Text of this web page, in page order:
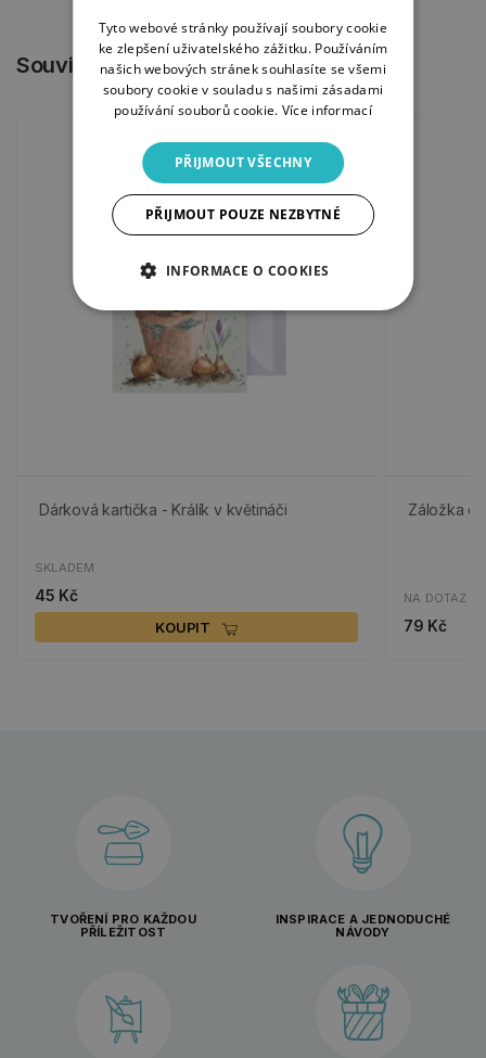
Související produkty
Dárková kartička - Králík v květináči
SKLADEM
45 Kč
KOUPIT
Záložka
NA DOTAZ
79 Kč
TVOŘENÍ PRO KAŽDOU
PŘÍLEŽITOST
INSPIRACE A JEDNODUCHÉ
NÁVODY
Tyto webové stránky používají soubory cookie
ke zlepšení uživatelského zážitku. Používáním
našich webových stránek souhlasíte se všemi
soubory cookie v souladu s našimi zásadami
používání souborů cookie. Více informací
PŘIJMOUT VŠECHNY
PŘIJMOUT POUZE NEZBYTNÉ
INFORMACE O COOKIES